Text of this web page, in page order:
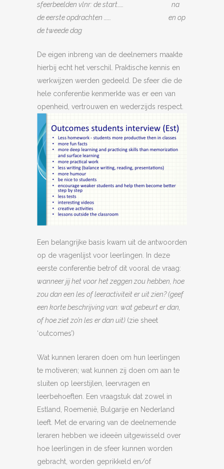
sfeerbeelden vlnr: de start…… na
de eerste opdrachten ……. en op
de tweede dag
De eigen inbreng van de deelnemers maakte
hierbij echt het verschil. Praktische kennis en
werkwijzen werden gedeeld. De sfeer die de
hele conferentie kenmerkte was er een van
openheid, vertrouwen en wederzijds respect.
Een belangrijke basis kwam uit de antwoorden
op de vragenlijst voor leerlingen. In deze
eerste conferentie betrof dit vooral de vraag:
wanneer jij het voor het zeggen zou hebben, hoe
zou dan een les of leeractiviteit er uit zien? (geef
een korte beschrijving van: wat gebeurt er dan,
of hoe ziet zo’n les er dan uit) (zie sheet
‘outcomes’)
Wat kunnen leraren doen om hun leerlingen
te motiveren; wat kunnen zij doen om aan te
sluiten op leerstijlen, leervragen en
leerbehoeften. Een vraagstuk dat zowel in
Estland, Roemenië, Bulgarije en Nederland
leeft. Met de ervaring van de deelnemende
leraren hebben we ideeën uitgewisseld over
hoe leerlingen in de sfeer kunnen worden
gebracht, worden geprikkeld en/of